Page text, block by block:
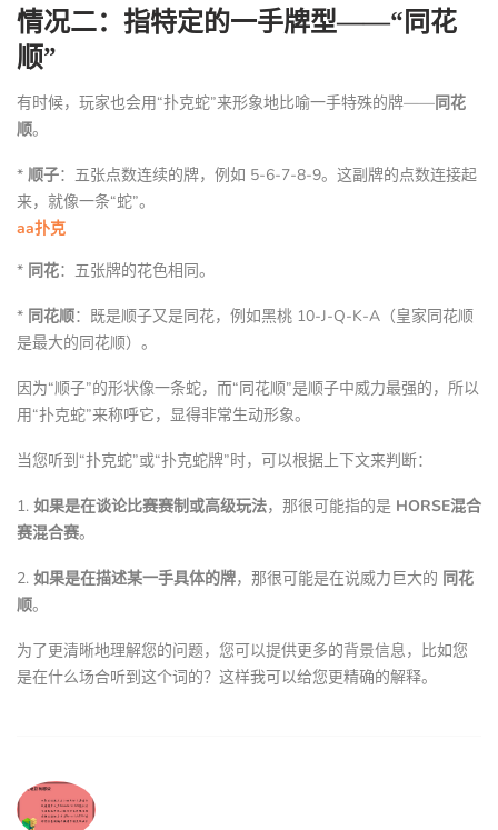
情况二：指特定的一手牌型——“同花
顺”
有时候，玩家也会用“扑克蛇”来形象地比喻一手特殊的牌——同花
顺。
* 顺子：五张点数连续的牌，例如 5-6-7-8-9。这副牌的点数连接起
来，就像一条“蛇”。
aa扑克
* 同花：五张牌的花色相同。
* 同花顺：既是顺子又是同花，例如黑桃 10-J-Q-K-A（皇家同花顺
是最大的同花顺）。
因为“顺子”的形状像一条蛇，而“同花顺”是顺子中威力最强的，所以
用“扑克蛇”来称呼它，显得非常生动形象。
当您听到“扑克蛇”或“扑克蛇牌”时，可以根据上下文来判断：
1. 如果是在谈论比赛赛制或高级玩法，那很可能指的是 HORSE混合
赛混合赛。
2. 如果是在描述某一手具体的牌，那很可能是在说威力巨大的 同花
顺。
为了更清晰地理解您的问题，您可以提供更多的背景信息，比如您
是在什么场合听到这个词的？这样我可以给您更精确的解释。